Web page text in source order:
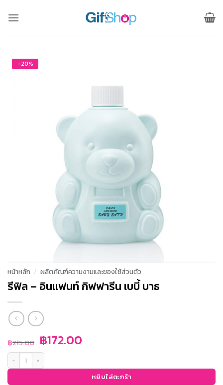
-20%
หน้าหลัก / ผลิตภัณฑ์ความงามและของใช้ส่วนตัว
รีฟิล – อินแฟนท์ กิฟฟารีน เบบี้ บาธ
฿215.00 Original
price
was:
฿172.00Current
฿172.00.
จำนวน รีฟิล - อินแฟนท์ กิฟฟารีน เบบี้ บาธ ชิ้น
หยิบใส่ตะกร้า